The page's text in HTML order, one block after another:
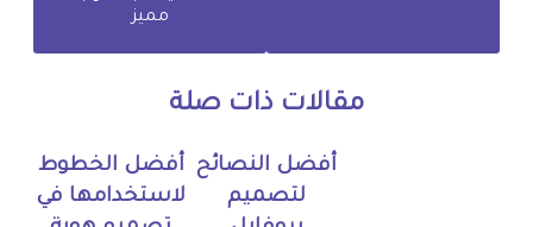
مميز
مقالات ذات صلة
أفضل النصائح
لتصميم
أفضل الخطوط
لاستخدامها في